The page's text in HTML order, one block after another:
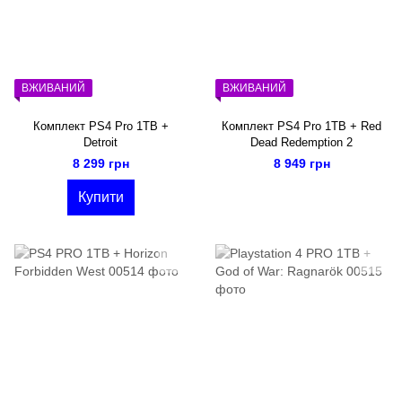
ВЖИВАНИЙ
Комплект PS4 Pro 1TB +
Detroit
8 299 грн
Купити
ВЖИВАНИЙ
Комплект PS4 Pro 1TB + Red
Dead Redemption 2
8 949 грн